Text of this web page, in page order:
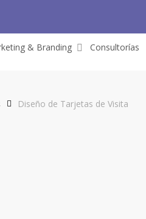
& Branding Consultorías
Diseño de Tarjetas de Visita